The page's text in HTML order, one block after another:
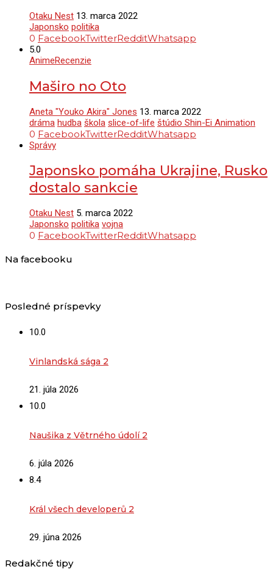
Otaku Nest 13. marca 2022
Japonsko politika
0 FacebookTwitterRedditWhatsapp
5.0
AnimeRecenzie
Maširo no Oto
Aneta "Youko Akira" Jones 13. marca 2022
dráma hudba škola slice-of-life štúdio Shin-Ei Animation
0 FacebookTwitterRedditWhatsapp
Správy
Japonsko pomáha Ukrajine, Rusko
dostalo sankcie
Otaku Nest 5. marca 2022
Japonsko politika vojna
0 FacebookTwitterRedditWhatsapp
Na facebooku
Posledné príspevky
10.0
Vinlandská sága 2
21. júla 2026
10.0
Naušika z Větrného údolí 2
6. júla 2026
8.4
Král všech developerů 2
29. júna 2026
Redakčné tipy